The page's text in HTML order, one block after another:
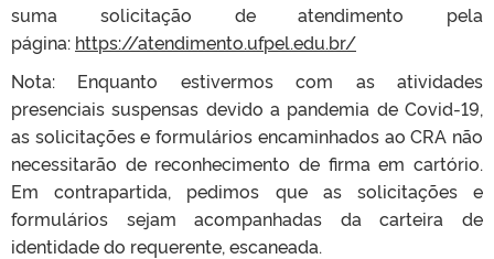
suma solicitação de atendimento pela
página: https://atendimento.ufpel.edu.br/
Nota: Enquanto estivermos com as atividades
presenciais suspensas devido a pandemia de Covid-19,
as solicitações e formulários encaminhados ao CRA não
necessitarão de reconhecimento de firma em cartório.
Em contrapartida, pedimos que as solicitações e
formulários sejam acompanhadas da carteira de
identidade do requerente, escaneada.